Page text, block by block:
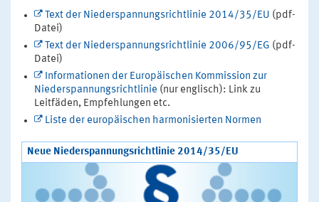
Text der Niederspannungsrichtlinie 2014/35/EU (pdf-
Datei)
Text der Niederspannungsrichtlinie 2006/95/EG (pdf-
Datei)
Informationen der Europäischen Kommission zur
Niederspannungsrichtlinie (nur englisch): Link zu
Leitfäden, Empfehlungen etc.
Liste der europäischen harmonisierten Normen
Neue Niederspannungsrichtlinie 2014/35/EU